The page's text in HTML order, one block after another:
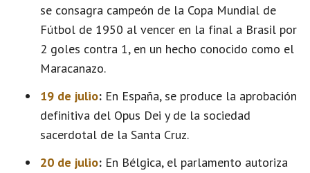
se consagra campeón de la Copa Mundial de
Fútbol de 1950 al vencer en la final a Brasil por
2 goles contra 1, en un hecho conocido como el
Maracanazo.
19 de julio: En España, se produce la aprobación
definitiva del Opus Dei y de la sociedad
sacerdotal de la Santa Cruz.
20 de julio: En Bélgica, el parlamento autoriza